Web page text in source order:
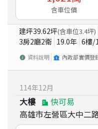
含車位價
建坪39.62坪(含車位3.4坪)
3房2廳2衛 19.0年 6樓/
資料說明 內政部實價登
114年12月
大樓
快可易
高雄市左營區大中二